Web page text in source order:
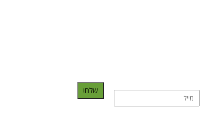
שלח!